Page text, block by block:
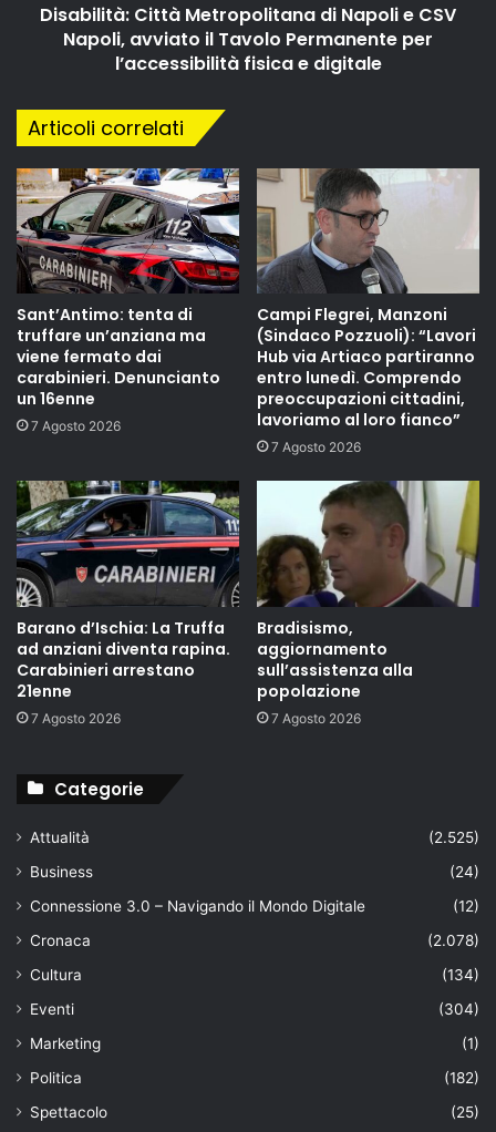
Disabilità: Città Metropolitana di Napoli e CSV
Napoli, avviato il Tavolo Permanente per
l’accessibilità fisica e digitale
Articoli correlati
Sant’Antimo: tenta di
truffare un’anziana ma
viene fermato dai
carabinieri. Denuncianto
un 16enne
7 Agosto 2026
Campi Flegrei, Manzoni
(Sindaco Pozzuoli): “Lavori
Hub via Artiaco partiranno
entro lunedì. Comprendo
preoccupazioni cittadini,
lavoriamo al loro fianco”
7 Agosto 2026
Barano d’Ischia: La Truffa
ad anziani diventa rapina.
Carabinieri arrestano
21enne
7 Agosto 2026
Bradisismo,
aggiornamento
sull’assistenza alla
popolazione
7 Agosto 2026
Categorie
Attualità
(2.525)
Business
(24)
Connessione 3.0 – Navigando il Mondo Digitale
(12)
Cronaca
(2.078)
Cultura
(134)
Eventi
(304)
Marketing
(1)
Politica
(182)
Spettacolo
(25)